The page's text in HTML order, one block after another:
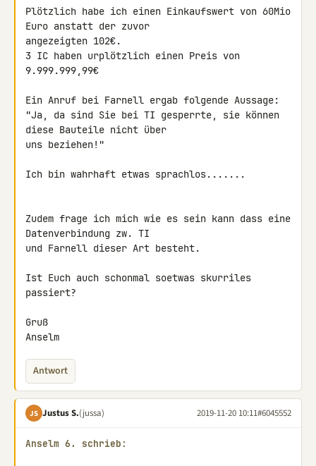
Plötzlich habe ich einen Einkaufswert von 60Mio
Euro anstatt der zuvor
angezeigten 102€.
3 IC haben urplötzlich einen Preis von
9.999.999,99€
Ein Anruf bei Farnell ergab folgende Aussage:
"Ja, da sind Sie bei TI gesperrte, sie können
diese Bauteile nicht über
uns beziehen!"
Ich bin wahrhaft etwas sprachlos.......
Zudem frage ich mich wie es sein kann dass eine
Datenverbindung zw. TI
und Farnell dieser Art besteht.
Ist Euch auch schonmal soetwas skurriles
passiert?
Gruß
Anselm
Antwort
JS Justus S.(jussa) 2019-11-20 10:11#6045552
Anselm 6. schrieb: